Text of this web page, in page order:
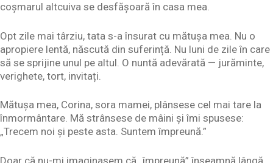
coșmarul altcuiva se desfășoară în casa mea.
Opt zile mai târziu, tata s-a însurat cu mătușa mea. Nu o
apropiere lentă, născută din suferință. Nu luni de zile în care
să se sprijine unul pe altul. O nuntă adevărată — jurăminte,
verighete, tort, invitați.
Mătușa mea, Corina, sora mamei, plânsese cel mai tare la
înmormântare. Mă strânsese de mâini și îmi spusese:
„Trecem noi și peste asta. Suntem împreună.”
Doar că nu-mi imaginasem că „împreună” înseamnă lângă